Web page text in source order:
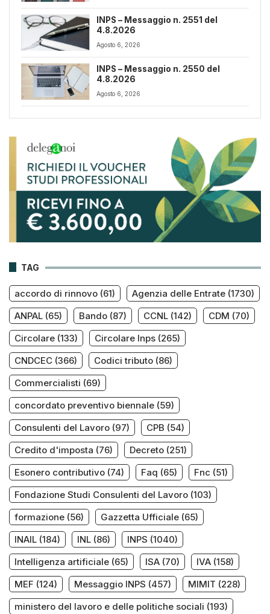
INPS – Messaggio n. 2551 del
4.8.2026
Agosto 6, 2026
INPS – Messaggio n. 2550 del
4.8.2026
Agosto 6, 2026
TAG
accordo di rinnovo (61) Agenzia delle Entrate (1730)
ANPAL (65) Bando (87) CCNL (142) CDM (70)
Circolare (133) Circolare Inps (265)
CNDCEC (366) Codici tributo (86)
Commercialisti (69)
concordato preventivo biennale (59)
Consulenti del Lavoro (97) CPB (54)
Credito d'imposta (76) Decreto (251)
Esonero contributivo (74) Faq (65) Fnc (51)
Fondazione Studi Consulenti del Lavoro (103)
formazione (56) Gazzetta Ufficiale (65)
INAIL (184) INL (86) INPS (1040)
Intelligenza artificiale (65) ISA (70) IVA (158)
MEF (124) Messaggio INPS (457) MIMIT (228)
ministero del lavoro e delle politiche sociali (193)